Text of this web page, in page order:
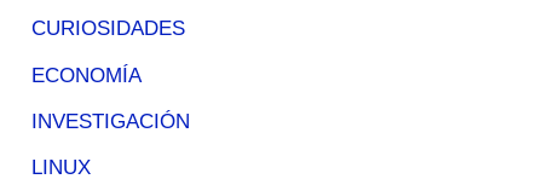
CURIOSIDADES
ECONOMÍA
INVESTIGACIÓN
LINUX